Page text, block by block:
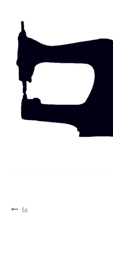
アウトレット
聖書カバー
書籍カバー
fa